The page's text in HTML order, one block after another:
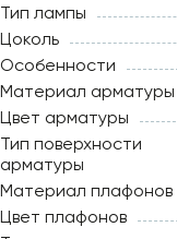
Тип лампы
Цоколь
Особенности
Материал арматуры
Цвет арматуры
Тип поверхности
арматуры
Материал плафонов
Цвет плафонов